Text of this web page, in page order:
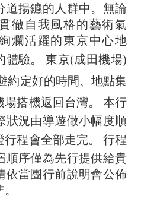
道揚鑣的人群中。無論
徹自我風格的藝術氣
爛活躍的東京中心地
驗。
東京(成田機場)
約定好的時間、地點集
搭機返回台灣。
本行
狀況由導遊做小幅度順
程會全部走完。
行程
順序僅為先行提供給貴
依當團行前說明會公佈